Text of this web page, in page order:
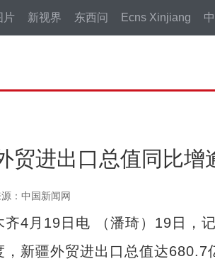
片 新视界 东西问 Ecns Xinjiang
贸进出口总值同比增
：中国新闻网
月19日电 （潘琦）19日，记
新疆外贸进出口总值达680.7